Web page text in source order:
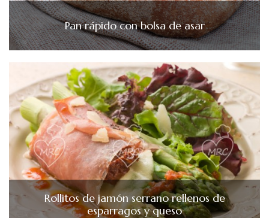
Pan rápido con bolsa de asar
Rollitos de jamón serrano rellenos de
esparragos y queso